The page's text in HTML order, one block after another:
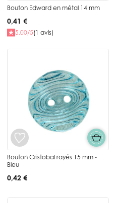
Bouton Edward en métal 14 mm
0,41 €
5.00/5(1 avis)
Bouton Cristobal rayés 15 mm -
Bleu
0,42 €